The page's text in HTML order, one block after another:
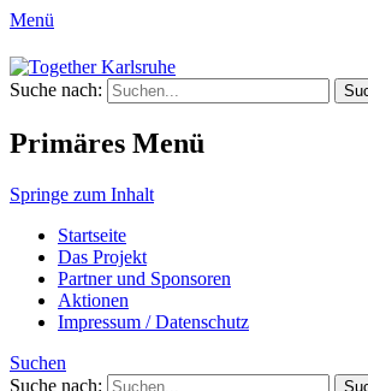
Menü
Together Karlsruhe
Integration von jungen
Fluchterfahrung und
Migrationshintergrund
Suche nach:
Primäres Menü
Springe zum Inhalt
Startseite
Das Projekt
Partner und Sponsoren
Aktionen
Impressum / Datenschutz
Suchen
Suche nach: